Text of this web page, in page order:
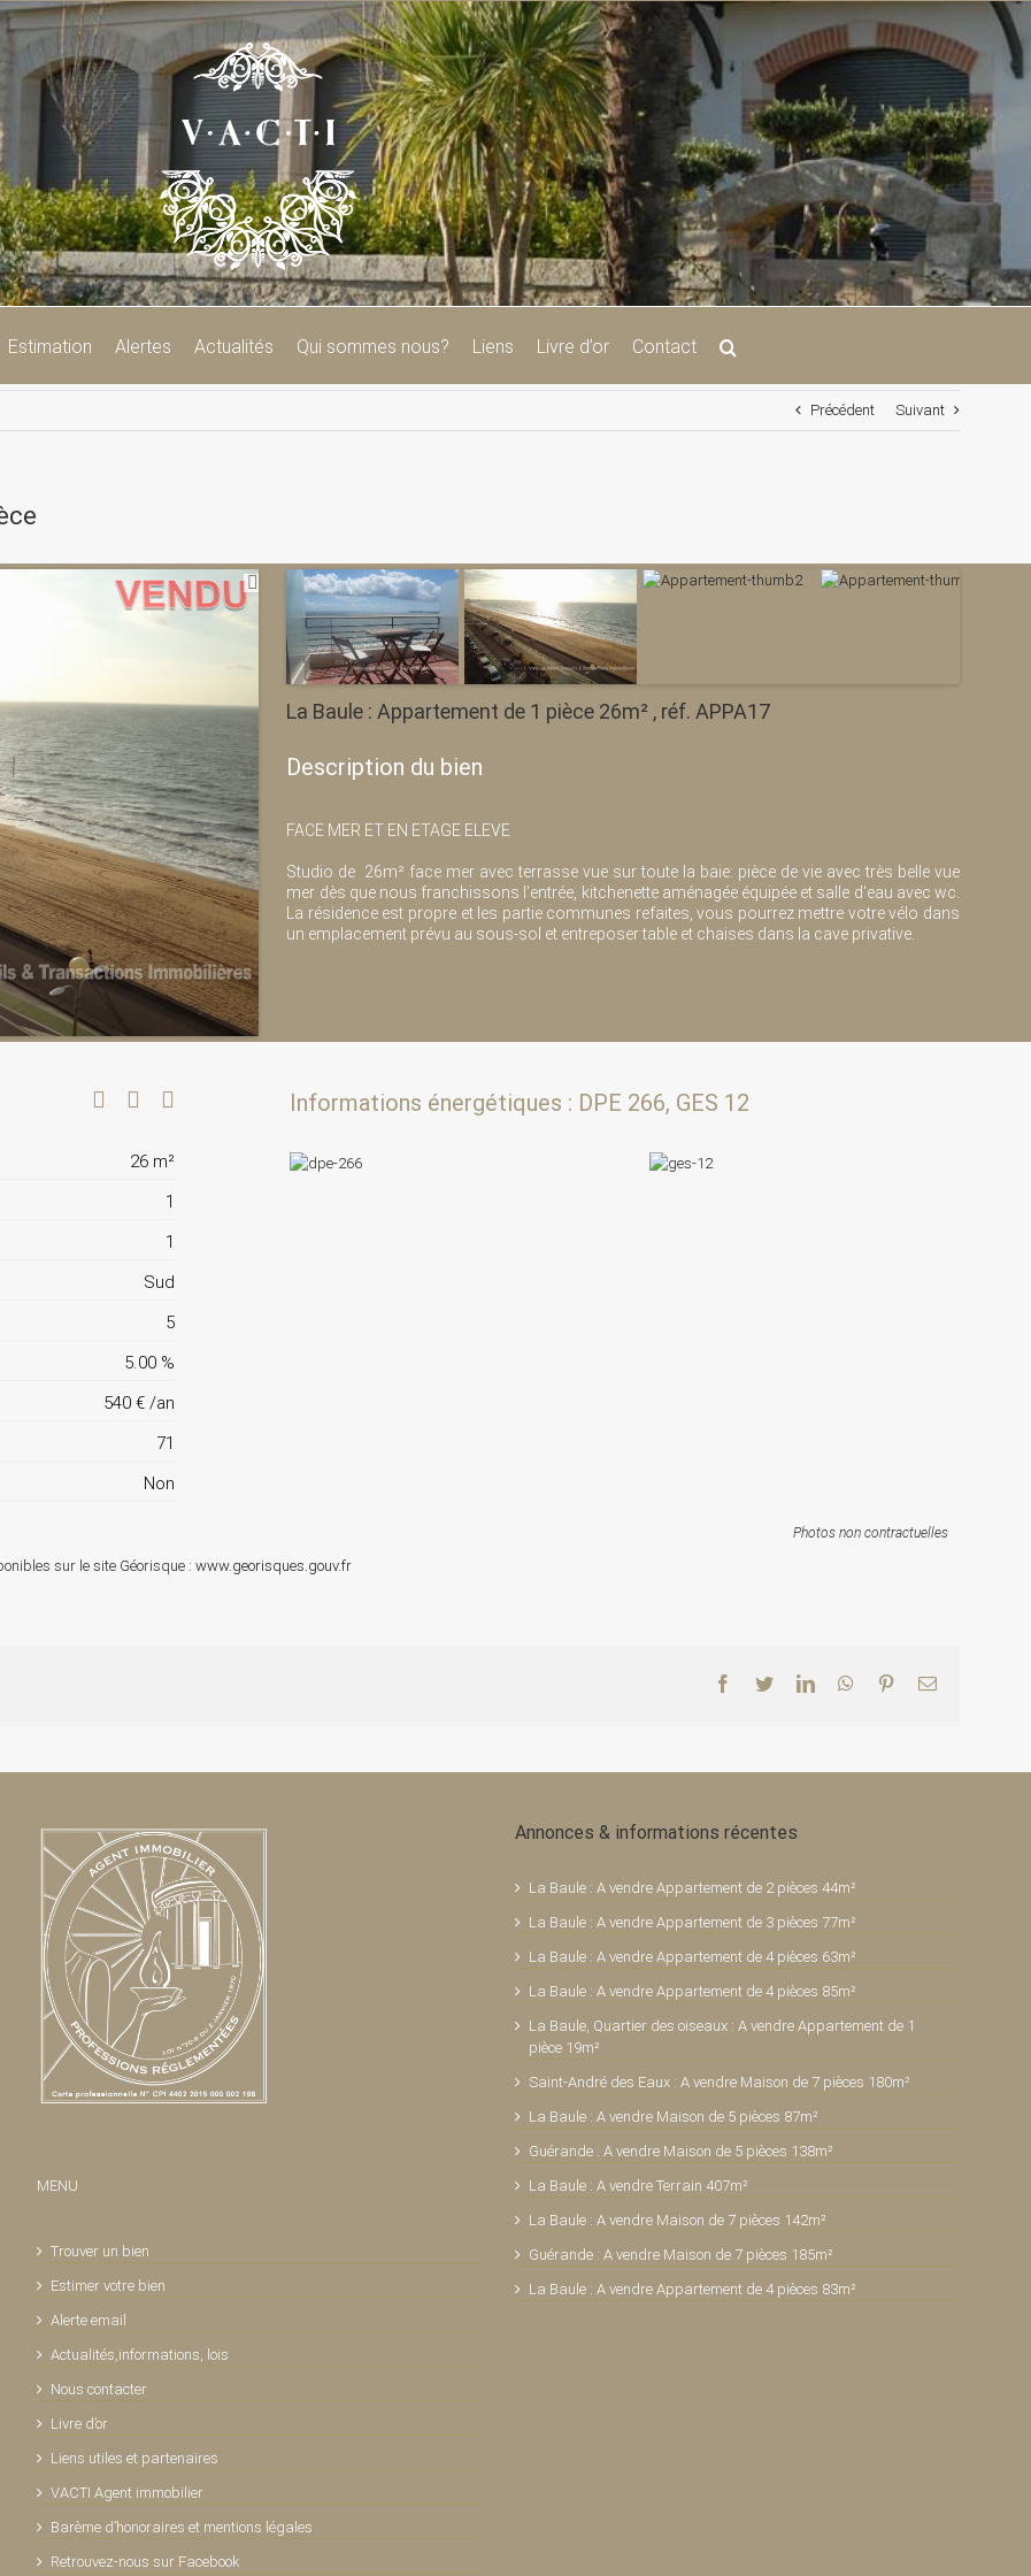
Estimation Alertes Actualités Qui sommes nous? Liens Livre d’or Contact
Précédent Suivant
La Baule : Appartement de 1 pièce 26m² , réf. APPA17
Description du bien
FACE MER ET EN ETAGE ELEVE
Studio de 26m² face mer avec terrasse vue sur toute la baie: pièce de vie avec très belle vue
mer dès que nous franchissons l'entrée, kitchenette aménagée équipée et salle d'eau avec wc.
La résidence est propre et les partie communes refaites, vous pourrez mettre votre vélo dans
un emplacement prévu au sous-sol et entreposer table et chaises dans la cave privative.
26 m²
1
1
Sud
5
5.00 %
540 € /an
71
Non
Informations énergétiques : DPE 266, GES 12
Photos non contractuelles
sur le site Géorisque : www.georisques.gouv.fr
Facebook
TwitterLinkedInWhatsApp
PinterestEmail
MENU
Trouver un bien
Estimer votre bien
Alerte email
Actualités,informations, lois
Nous contacter
Livre d’or
Liens utiles et partenaires
VACTI Agent immobilier
Barème d’honoraires et mentions légales
Retrouvez-nous sur Facebook
Annonces & informations récentes
La Baule : A vendre Appartement de 2 pièces 44m²
La Baule : A vendre Appartement de 3 pièces 77m²
La Baule : A vendre Appartement de 4 pièces 63m²
La Baule : A vendre Appartement de 4 pièces 85m²
La Baule, Quartier des oiseaux : A vendre Appartement de 1
pièce 19m²
Saint-André des Eaux : A vendre Maison de 7 pièces 180m²
La Baule : A vendre Maison de 5 pièces 87m²
Guérande : A vendre Maison de 5 pièces 138m²
La Baule : A vendre Terrain 407m²
La Baule : A vendre Maison de 7 pièces 142m²
Guérande : A vendre Maison de 7 pièces 185m²
La Baule : A vendre Appartement de 4 pièces 83m²